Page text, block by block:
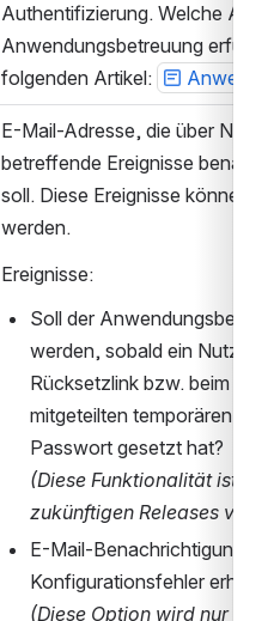
Authentifizierung. Welche
Anwendungsbetreuung erfüllt,
folgenden Artikel:
E-Mail-Adresse, die über
betreffende Ereignisse
soll. Diese Ereignisse können
werden.
Ereignisse:
Soll der
werden, sobald ein Nutzer
Rücksetzlink bzw. beim
mitgeteilten temporären
Passwort gesetzt hat?
(Diese Funktionalität ist
zukünftigen Releases
E-Mail-Benachrichtigung
Konfigurationsfehler
(Diese Option wird nur